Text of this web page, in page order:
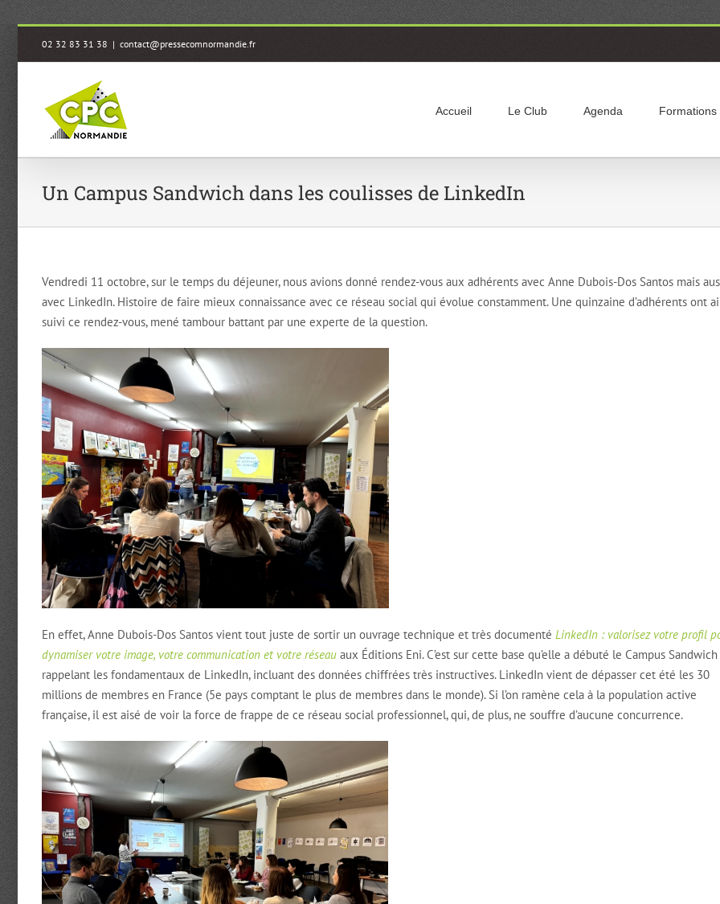
Passer
contenu
02 32 83 31 38 | contact@pressecomnormandie.fr
Accueil Le Club Agenda Formations
Un Campus Sandwich dans les coulisses de LinkedIn
Vendredi 11 octobre, sur le temps du déjeuner, nous avions donné rendez-vous aux adhérents avec Anne Dubois-Dos Santos mais
avec LinkedIn. Histoire de faire mieux connaissance avec ce réseau social qui évolue constamment. Une quinzaine d’adhérents ont
suivi ce rendez-vous, mené tambour battant par une experte de la question.
En effet, Anne Dubois-Dos Santos vient tout juste de sortir un ouvrage technique et très documenté LinkedIn : valorisez votre profil
dynamiser votre image, votre communication et votre réseau aux Éditions Eni. C’est sur cette base qu’elle a débuté le Campus
rappelant les fondamentaux de LinkedIn, incluant des données chiffrées très instructives. LinkedIn vient de dépasser cet été les 30
millions de membres en France (5e pays comptant le plus de membres dans le monde). Si l’on ramène cela à la population active
française, il est aisé de voir la force de frappe de ce réseau social professionnel, qui, de plus, ne souffre d’aucune concurrence.